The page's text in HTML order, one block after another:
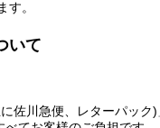
す。
いて
に佐川急便、レターパッ